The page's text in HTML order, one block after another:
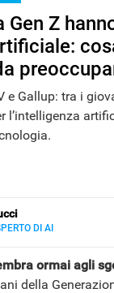
Gen Z
e Gallup: tra i
l’intelligenza
DI AI
informazione, con
ormai agli
della